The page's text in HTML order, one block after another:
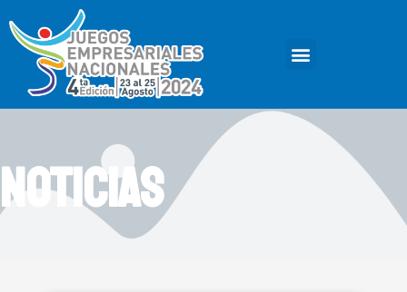
contenido
Menu
NOTICIAS